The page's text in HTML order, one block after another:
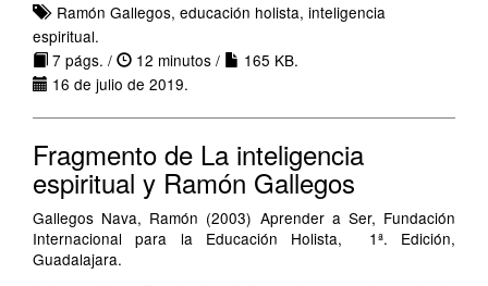
Ramón Gallegos, educación holista, inteligencia
espiritual.
7 págs. /
12 minutos /
165 KB.
16 de julio de 2019.
Fragmento de La inteligencia
espiritual y Ramón Gallegos
Gallegos Nava, Ramón (2003) Aprender a Ser, Fundación
Internacional para la Educación Holista, 1ª. Edición,
Guadalajara.